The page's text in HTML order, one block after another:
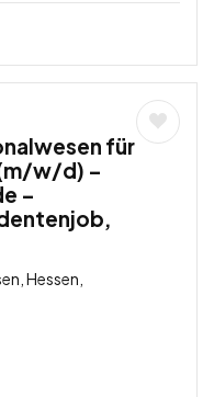
für
w/d) –
–
Hessen,